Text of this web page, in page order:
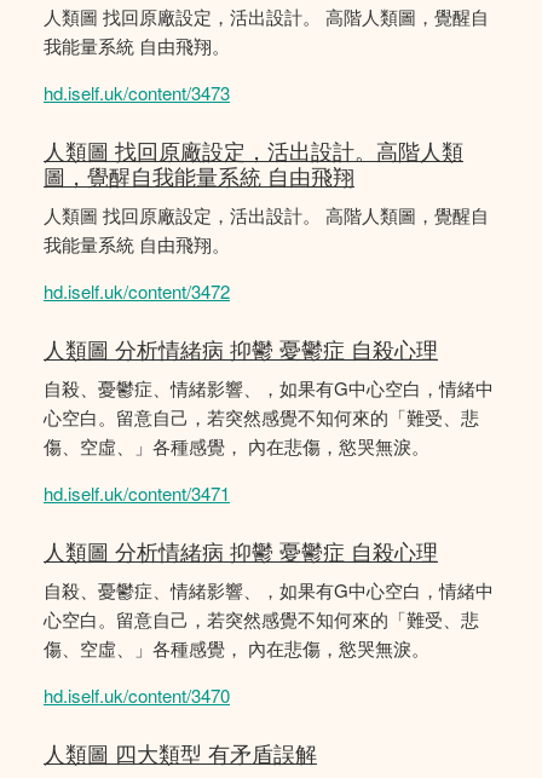
人類圖 找回原廠設定，活出設計。 高階人類圖，覺醒自
我能量系統 自由飛翔。
hd.iself.uk/content/3473
人類圖 找回原廠設定，活出設計。高階人類
圖，覺醒自我能量系統 自由飛翔
人類圖 找回原廠設定，活出設計。 高階人類圖，覺醒自
我能量系統 自由飛翔。
hd.iself.uk/content/3472
人類圖 分析情緒病 抑鬱 憂鬱症 自殺心理
自殺、憂鬱症、情緒影響、，如果有G中心空白，情緒中
心空白。留意自己，若突然感覺不知何來的「難受、悲
傷、空虛、」各種感覺， 內在悲傷，慾哭無淚。
hd.iself.uk/content/3471
人類圖 分析情緒病 抑鬱 憂鬱症 自殺心理
自殺、憂鬱症、情緒影響、，如果有G中心空白，情緒中
心空白。留意自己，若突然感覺不知何來的「難受、悲
傷、空虛、」各種感覺， 內在悲傷，慾哭無淚。
hd.iself.uk/content/3470
人類圖 四大類型 有矛盾誤解